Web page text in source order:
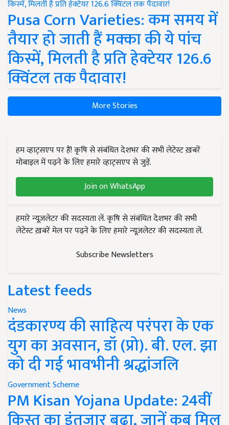
Pusa Corn Varieties: कम समय में
तैयार हो जाती हैं मक्का की ये पांच
किस्में, मिलती है प्रति हेक्टेयर 126.6
क्विंटल तक पैदावार!
More Stories
हम व्हाट्सएप पर हैं! कृषि से संबंधित देशभर की सभी लेटेस्ट ख़बरें
मोबाइल में पढ़ने के लिए हमारे व्हाट्सएप से जुड़ें.
Join on WhatsApp
हमारे न्यूज़लेटर की सदस्यता लें. कृषि से संबंधित देशभर की सभी
लेटेस्ट ख़बरें मेल पर पढ़ने के लिए हमारे न्यूज़लेटर की सदस्यता लें.
Subscribe Newsletters
Latest feeds
News
दंडकारण्य की साहित्य परंपरा के एक
युग का अवसान, डॉ (प्रो). बी. एल. झा
को दी गई भावभीनी श्रद्धांजलि
Government Scheme
PM Kisan Yojana Update: 24वीं